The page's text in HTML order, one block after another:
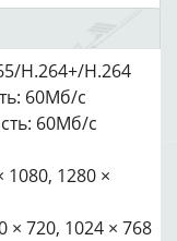
H.264+/H.264
60Мб/с
60Мб/с
1280 ×
× 720, 1024 × 768